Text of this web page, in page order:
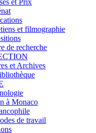
et Prix
et filmographie
de recherche
et Archives
à Monaco
de travail